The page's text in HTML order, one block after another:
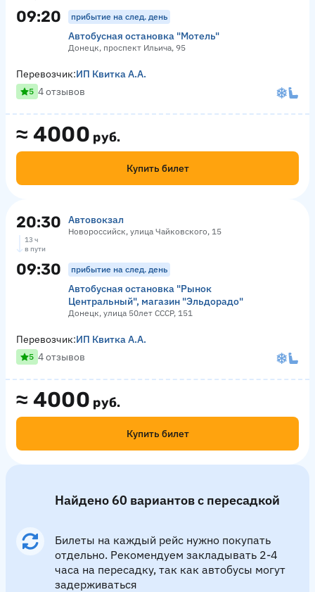
09:20 прибытие на след. день
Автобусная остановка "Мотель"
Донецк, проспект Ильича, 95
≈ 4000 руб.
Купить билет
Перевозчик:ИП Квитка А.А.
5 4 отзывов
20:30 Автовокзал
Новороссийск, улица Чайковского, 15
13 ч
в пути
09:30 прибытие на след. день
Автобусная остановка "Рынок
Центральный", магазин "Эльдорадо"
Донецк, улица 50лет СССР, 151
≈ 4000 руб.
Купить билет
Перевозчик:ИП Квитка А.А.
5 4 отзывов
Найдено 60 вариантов с пересадкой
Билеты на каждый рейс нужно покупать
отдельно. Рекомендуем закладывать 2-4
часа на пересадку, так как автобусы могут
задерживаться